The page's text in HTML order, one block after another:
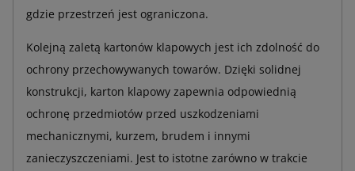
gdzie przestrzeń jest ograniczona.
Kolejną zaletą kartonów klapowych jest ich zdolność do
ochrony przechowywanych towarów. Dzięki solidnej
konstrukcji, karton klapowy zapewnia odpowiednią
ochronę przedmiotów przed uszkodzeniami
mechanicznymi, kurzem, brudem i innymi
zanieczyszczeniami. Jest to istotne zarówno w trakcie